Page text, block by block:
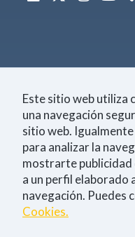
Únete
Tecnología
Este sitio web utiliza
una navegación
sitio web.
para analizar la
mostrarte publicidad
a un perfil elaborado
navegación. Puedes
Cookies.